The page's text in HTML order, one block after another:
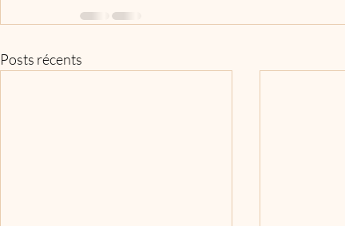
Posts récents